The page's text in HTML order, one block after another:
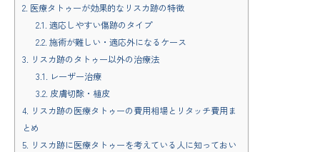
2. 医療タトゥーが効果的なリスカ跡の特徴
2.1. 適応しやすい傷跡のタイプ
2.2. 施術が難しい・適応外になるケース
3. リスカ跡のタトゥー以外の治療法
3.1. レーザー治療
3.2. 皮膚切除・植皮
4. リスカ跡の医療タトゥーの費用相場とリタッチ費用ま
とめ
5. リスカ跡に医療タトゥーを考えている人に知っておい